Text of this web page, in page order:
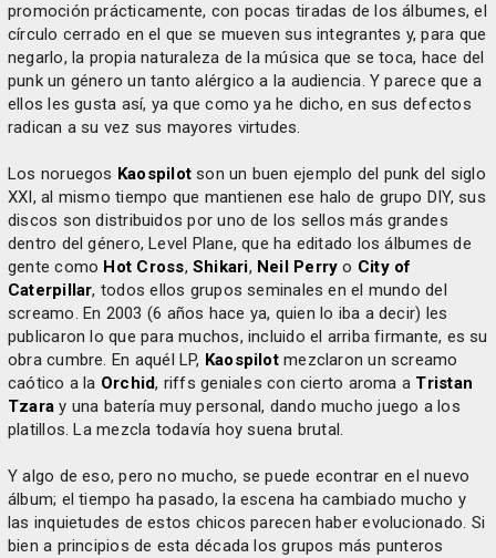
promoción prácticamente, con pocas tiradas de los álbumes, el
círculo cerrado en el que se mueven sus integrantes y, para que
negarlo, la propia naturaleza de la música que se toca, hace del
punk un género un tanto alérgico a la audiencia. Y parece que a
ellos les gusta así, ya que como ya he dicho, en sus defectos
radican a su vez sus mayores virtudes.
Los noruegos Kaospilotson un buen ejemplo del punk del siglo
XXI, al mismo tiempo que mantienen ese halo de grupo DIY, sus
discos son distribuidos por uno de los sellos más grandes
dentro del género, Level Plane, que ha editado los álbumes de
gente como Hot Cross, Shikari, Neil Perry o City of
Caterpillar, todos ellos grupos seminales en el mundo del
screamo. En 2003 (6 años hace ya, quien lo iba a decir) les
publicaron lo que para muchos, incluido el arriba firmante, es su
obra cumbre. En aquél LP, Kaospilotmezclaron un screamo
caótico a la Orchid, riffs geniales con cierto aroma a Tristan
Tzara y una batería muy personal, dando mucho juego a los
platillos. La mezcla todavía hoy suena brutal.
Y algo de eso, pero no mucho, se puede econtrar en el nuevo
álbum; el tiempo ha pasado, la escena ha cambiado mucho y
las inquietudes de estos chicos parecen haber evolucionado. Si
bien a principios de esta década los grupos más punteros